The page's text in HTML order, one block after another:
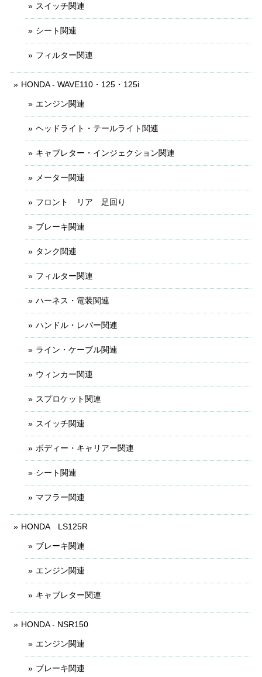
スイッチ関連
シート関連
フィルター関連
HONDA - WAVE110・125・125i
エンジン関連
ヘッドライト・テールライト関連
キャブレター・インジェクション関連
メーター関連
フロント リア 足回り
ブレーキ関連
タンク関連
フィルター関連
ハーネス・電装関連
ハンドル・レバー関連
ライン・ケーブル関連
ウィンカー関連
スプロケット関連
スイッチ関連
ボディー・キャリアー関連
シート関連
マフラー関連
HONDA LS125R
ブレーキ関連
エンジン関連
キャブレター関連
HONDA - NSR150
エンジン関連
ブレーキ関連